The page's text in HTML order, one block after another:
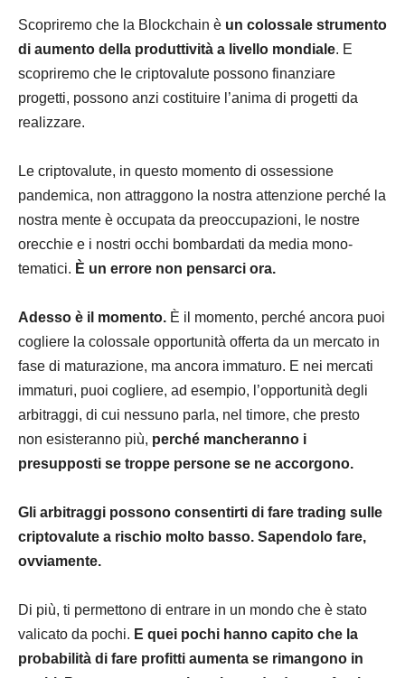
Scopriremo che la Blockchain è un colossale strumento
di aumento della produttività a livello mondiale. E
scopriremo che le criptovalute possono finanziare
progetti, possono anzi costituire l’anima di progetti da
realizzare.
Le criptovalute, in questo momento di ossessione
pandemica, non attraggono la nostra attenzione perché la
nostra mente è occupata da preoccupazioni, le nostre
orecchie e i nostri occhi bombardati da media mono-
tematici. È un errore non pensarci ora.
Adesso è il momento. È il momento, perché ancora puoi
cogliere la colossale opportunità offerta da un mercato in
fase di maturazione, ma ancora immaturo. E nei mercati
immaturi, puoi cogliere, ad esempio, l’opportunità degli
arbitraggi, di cui nessuno parla, nel timore, che presto
non esisteranno più, perché mancheranno i
presupposti se troppe persone se ne accorgono.
Gli arbitraggi possono consentirti di fare trading sulle
criptovalute a rischio molto basso. Sapendolo fare,
ovviamente.
Di più, ti permettono di entrare in un mondo che è stato
valicato da pochi. E quei pochi hanno capito che la
probabilità di fare profitti aumenta se rimangono in